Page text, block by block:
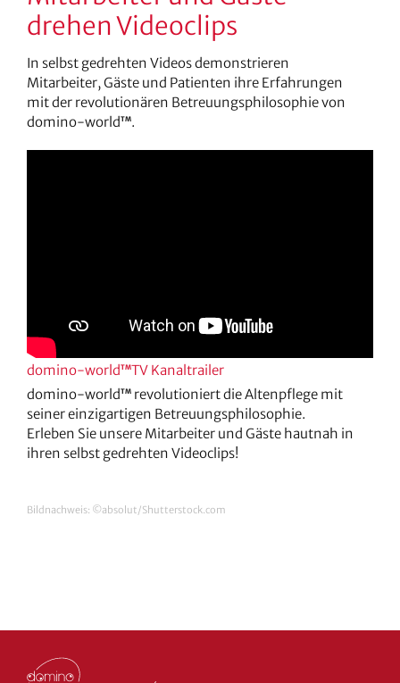
drehen Videoclips
In selbst gedrehten Videos demonstrieren
Mitarbeiter, Gäste und Patienten ihre Erfahrungen
mit der revolutionären Betreuungsphilosophie von
domino-worldTM.
domino-worldTMTV Kanaltrailer
domino-worldTMrevolutioniert die Altenpflege mit
seiner einzigartigen Betreuungsphilosophie.
Erleben Sie unsere Mitarbeiter und Gäste hautnah in
ihren selbst gedrehten Videoclips!
Bildnachweis: ©absolut/Shutterstock.com